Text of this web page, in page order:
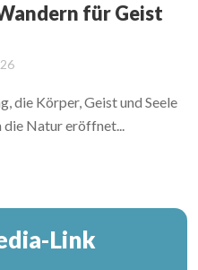
für Geist
die Körper, Geist und Seele
die Natur eröffnet...
Link